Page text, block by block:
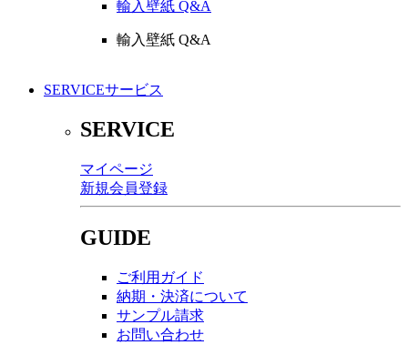
輸入壁紙 Q&A
輸入壁紙 Q&A
SERVICEサービス
SERVICE
マイページ
新規会員登録
GUIDE
ご利用ガイド
納期・決済について
サンプル請求
お問い合わせ